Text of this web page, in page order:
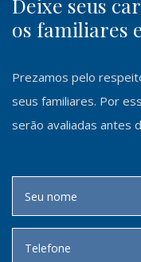
os familiares
Prezamos pelo
seus familiares. Por
serão avaliadas antes